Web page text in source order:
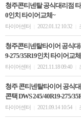
청주콘티넨탈 공식대리점
0인치 타이어교체~
타이어센터 2022.01.12 10:32
청주콘티넨탈타이어 공식대
9-275/35R19인치 타이어교
타이어센터 2021.11.18 09:40
청주 콘티넨탈타이어 공식
콘택 DWS 245/40R19-275/
타이어센터 2021.09.14 10:54